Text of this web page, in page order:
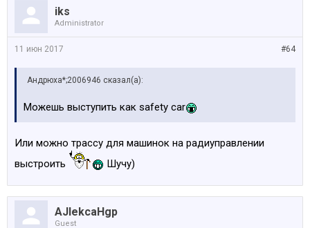
iks
Administrator
#64
11 июн 2017
Андрюха*;2006946 сказал(а):
Можешь выступить как safety car
Или можно трассу для машинок на радиуправлении
выстроить
Шучу)
AJlekcaHgp
Guest